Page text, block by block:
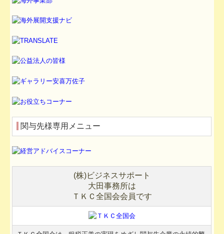
関与先様専用メニュー
(株)ビジネスサポート
大田事務所は
ＴＫＣ 全国会会員です